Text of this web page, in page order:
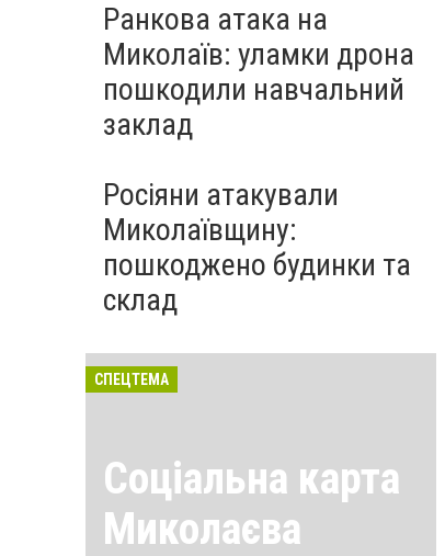
Ранкова атака на
Миколаїв: уламки дрона
пошкодили навчальний
заклад
Росіяни атакували
Миколаївщину:
пошкоджено будинки та
склад
СПЕЦТЕМА
Соціальна карта
Миколаєва